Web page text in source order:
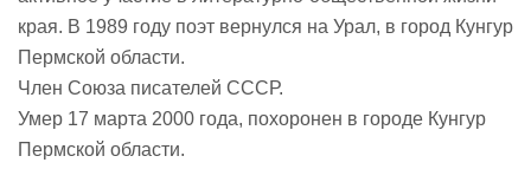
края. В 1989 году поэт вернулся на Урал, в город Кунгур
Пермской области.
Член Союза писателей СССР.
Умер 17 марта 2000 года, похоронен в городе Кунгур
Пермской области.